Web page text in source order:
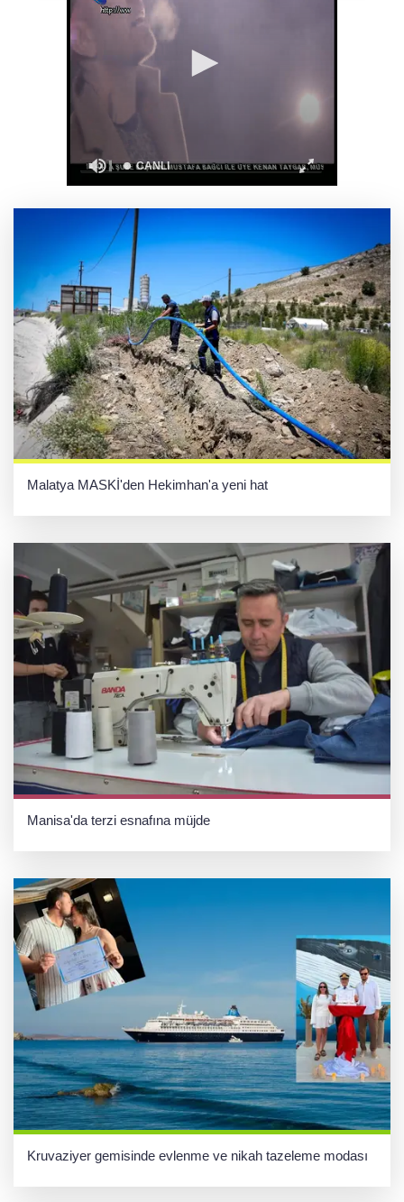
Nevşehir Kültür Yolu'na Gökhan Türkmen'li
Bini aşkın çocuk kemik iliği nakliyle hayat
buldu
Otomotiv tedarikçilerine verimlilik hamlesi
Malatya MASKİ'den Hekimhan'a yeni hat
Manisa'da terzi esnafına müjde
Kruvaziyer gemisinde evlenme ve nikah tazeleme modası